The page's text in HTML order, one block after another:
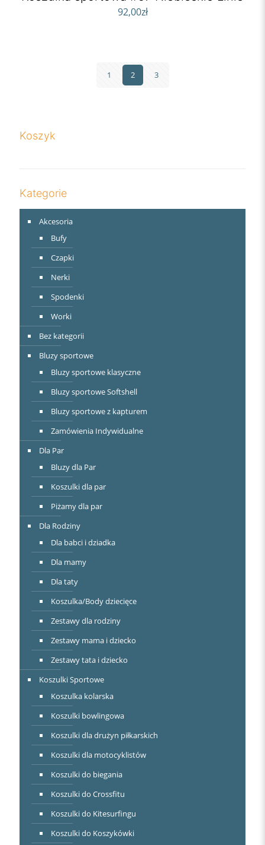
92,00zł
1 2 3
Koszyk
Kategorie
Akcesoria
Bufy
Czapki
Nerki
Spodenki
Worki
Bez kategorii
Bluzy sportowe
Bluzy sportowe klasyczne
Bluzy sportowe Softshell
Bluzy sportowe z kapturem
Zamówienia Indywidualne
Dla Par
Bluzy dla Par
Koszulki dla par
Piżamy dla par
Dla Rodziny
Dla babci i dziadka
Dla mamy
Dla taty
Koszulka/Body dziecięce
Zestawy dla rodziny
Zestawy mama i dziecko
Zestawy tata i dziecko
Koszulki Sportowe
Koszulka kolarska
Koszulki bowlingowa
Koszulki dla drużyn piłkarskich
Koszulki dla motocyklistów
Koszulki do biegania
Koszulki do Crossfitu
Koszulki do Kitesurfingu
Koszulki do Koszykówki